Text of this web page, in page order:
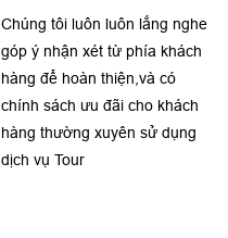
Chúng tôi luôn luôn lắng nghe
góp ý nhận xét từ phía khách
hàng để hoàn thiện,và có
chính sách ưu đãi cho khách
hàng thường xuyên sử dụng
dịch vụ Tour